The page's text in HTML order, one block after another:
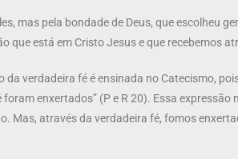
mas pela bondade de Deus, que escolheu
que está em Cristo Jesus e que recebemos
da verdadeira fé é ensinada no Catecismo,
foram enxertados” (P e R 20). Essa
Mas, através da verdadeira fé, fomos